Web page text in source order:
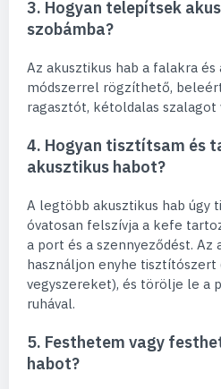
3. Hogyan telepítsek
szobámba?
Az akusztikus hab a falakra
módszerrel rögzíthető,
ragasztót, kétoldalas szalagot
4. Hogyan tisztítsam és
akusztikus habot?
A legtöbb akusztikus hab úgy
óvatosan felszívja a kefe
a port és a szennyeződést. Az
használjon enyhe tisztítószert
vegyszereket), és törölje le a
ruhával.
5. Festhetem vagy
habot?